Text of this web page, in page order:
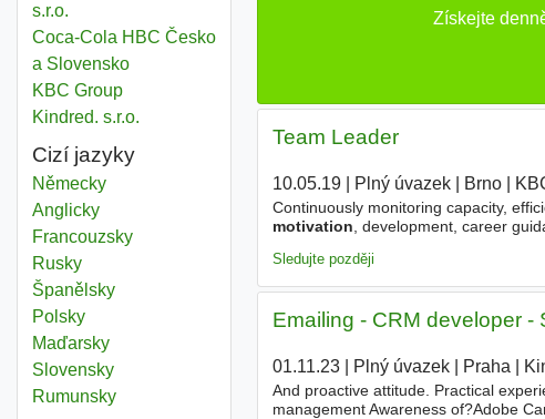
s.r.o.
Coca-Cola HBC Česko
a Slovensko
KBC Group
Kindred. s.r.o.
Cizí jazyky
Německy
Anglicky
Francouzsky
Rusky
Španělsky
Polsky
Maďarsky
Slovensky
Rumunsky
Získejte
Team Leader
10.05.19| Plný úvazek| Brno|
Continuously monitoring capacity,
motivation , development, career
Sledujte později
Emailing - CRM developer -
01.11.23| Plný úvazek| Praha
And proactive attitude. Practical
management Awareness of?Adobe